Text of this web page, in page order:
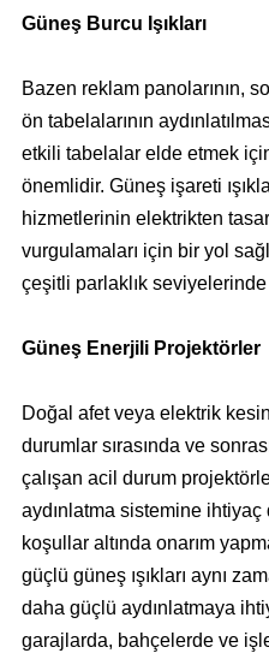
Güneş Burcu Işıkları
Bazen reklam panolarının,
ön tabelalarının
etkili tabelalar elde etmek
önemlidir. Güneş işareti
hizmetlerinin elektrikten
vurgulamaları için bir yol
çeşitli parlaklık
Güneş Enerjili Projektörler
Doğal afet veya elektrik
durumlar sırasında ve
çalışan acil durum
aydınlatma sistemine
koşullar altında onarım
güçlü güneş ışıkları aynı
daha güçlü aydınlatmaya
garajlarda, bahçelerde ve